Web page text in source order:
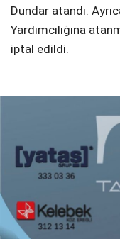
Dundar atandı.
Yardımcılığına
iptal edildi.